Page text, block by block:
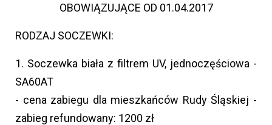
OBOWIĄZUJĄCE OD 01.04.2017
RODZAJ SOCZEWKI:
1. Soczewka biała z filtrem UV, jednoczęściowa -
SA60AT
- cena zabiegu dla mieszkańców Rudy Śląskiej -
zabieg refundowany: 1200 zł